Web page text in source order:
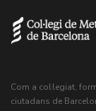
Com a col·legiat,
ciutadans de